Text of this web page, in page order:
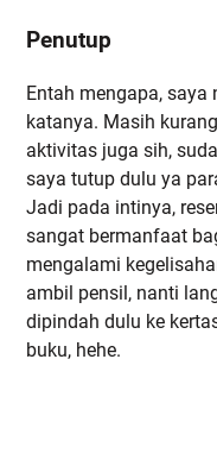
Penutup
Entah mengapa,
katanya. Masih
aktivitas juga sih,
saya tutup dulu ya
Jadi pada intinya,
sangat bermanfaat
mengalami
ambil pensil, nanti
dipindah dulu ke
buku, hehe.